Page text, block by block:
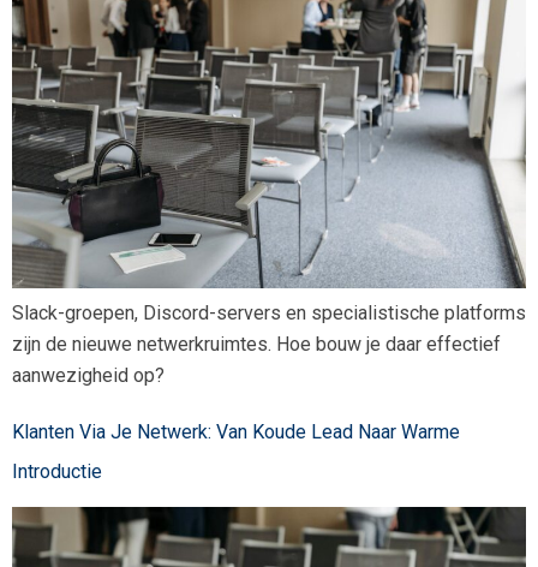
Slack-groepen, Discord-servers en specialistische platforms
zijn de nieuwe netwerkruimtes. Hoe bouw je daar effectief
aanwezigheid op?
Klanten Via Je Netwerk: Van Koude Lead Naar Warme
Introductie